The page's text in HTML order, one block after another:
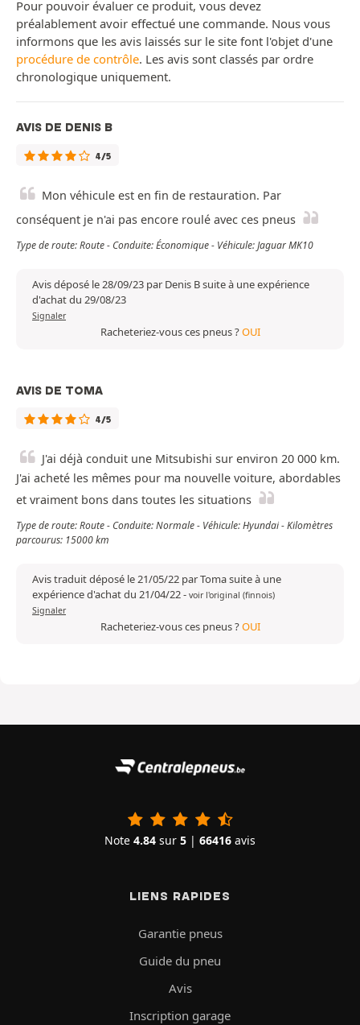
Pour pouvoir évaluer ce produit, vous devez
préalablement avoir effectué une commande. Nous vous
informons que les avis laissés sur le site font l'objet d'une
procédure de contrôle. Les avis sont classés par ordre
chronologique uniquement.
AVIS DE DENIS B
4/5
Mon véhicule est en fin de restauration. Par
conséquent je n'ai pas encore roulé avec ces pneus
Type de route: Route - Conduite: Économique - Véhicule: Jaguar MK10
Avis déposé le 28/09/23 par Denis B suite à une expérience
d'achat du 29/08/23
Signaler
Racheteriez-vous ces pneus ?OUI
AVIS DE TOMA
4/5
J'ai déjà conduit une Mitsubishi sur environ 20 000 km.
J'ai acheté les mêmes pour ma nouvelle voiture, abordables
et vraiment bons dans toutes les situations
Type de route: Route - Conduite: Normale - Véhicule: Hyundai - Kilomètres
parcourus: 15000 km
Avis traduit déposé le 21/05/22 par Toma suite à une
expérience d'achat du 21/04/22- voir l'original (finnois)
Signaler
Racheteriez-vous ces pneus ?OUI
Note 4.84 sur 5 | 66416 avis
LIENS RAPIDES
Garantie pneus
Guide du pneu
Avis
Inscription garage